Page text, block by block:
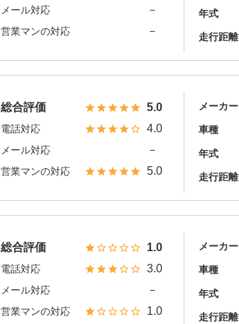
メール対応 －
営業マンの対応 －
年式
走行距離
総合評価 5.0
電話対応 4.0
メール対応 －
営業マンの対応 5.0
メーカー
車種
年式
走行距離
総合評価 1.0
電話対応 3.0
メール対応 －
営業マンの対応 1.0
メーカー
車種
年式
走行距離